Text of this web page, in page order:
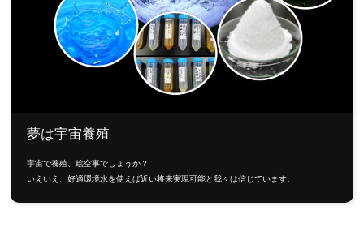
夢は宇宙養殖
宇宙で養殖、絵空事でしょうか？
いえいえ、好適環境水を使えば近い将来実現可能と我々は信じています。